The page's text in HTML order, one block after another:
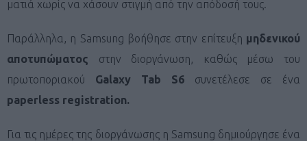
ματιά χωρίς να χάσουν στιγμή από την απόδοσή τους.
Παράλληλα, η Samsung βοήθησε στην επίτευξη μηδενικού
αποτυπώματος στην διοργάνωση, καθώς μέσω του
πρωτοποριακού Galaxy Tab S6 συνετέλεσε σε ένα
paperless registration.
Για τις ημέρες της διοργάνωσης η Samsung δημιούργησε ένα